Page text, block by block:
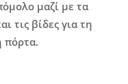
μαζί με τα
τις βίδες για τη
πόρτα.